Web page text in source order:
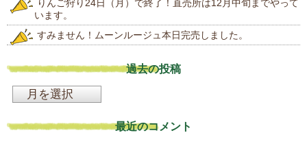
りんご狩り24日（月）で終了！直売所は12月中旬までやって
います。
すみません！ムーンルージュ本日完売しました。
過去の投稿
最近のコメント